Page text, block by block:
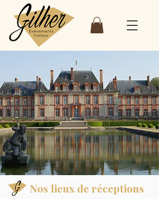
Nos lieux de réceptions